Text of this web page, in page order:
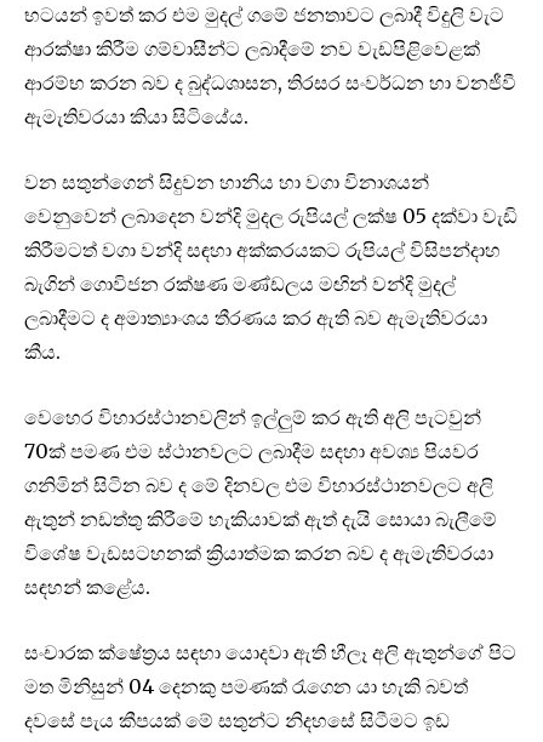
භටයන් ඉවත් කර එම මුදල් ගමේ ජනතාවට ලබාදී විදුලි වැට
ආරක්ෂා කිරීම ගම්වාසීන්ට ලබාදීමේ නව වැඩපිළිවෙළක්
ආරම්භ කරන බව ද බුද්ධශාසන, තිරසර සංවර්ධන හා වනජීවී
ඇමැතිවරයා කියා සිටියේය.
වන සතුන්ගෙන් සිදුවන හානිය හා වගා විනාශයන්
වෙනුවෙන් ලබාදෙන වන්දි මුදල රුපියල් ලක්ෂ 05 දක්වා වැඩි
කිරීමටත් වගා වන්දි සඳහා අක්කරයකට රුපියල් විසිපන්දාහ
බැගින් ගොවිජන රක්ෂණ මණ්ඩලය මඟින් වන්දි මුදල්
ලබාදීමට ද අමාත්‍යාංශය තීරණය කර ඇති බව ඇමැතිවරයා
කීය.
වෙහෙර විහාරස්ථානවලින් ඉල්ලුම් කර ඇති අලි පැටවුන්
70ක් පමණ එම ස්ථානවලට ලබාදීම සඳහා අවශ්‍ය පියවර
ගනිමින් සිටින බව ද මේ දිනවල එම විහාරස්ථානවලට අලි
ඇතුන් නඩත්තු කිරීමේ හැකියාවක් ඇත් දැයි සොයා බැලීමේ
විශේෂ වැඩසටහනක් ක්‍රියාත්මක කරන බව ද ඇමැතිවරයා
සඳහන් කළේය.
සංචාරක ක්ෂේත්‍රය සඳහා යොදවා ඇති හීලෑ අලි ඇතුන්ගේ පිට
මත මිනිසුන් 04 දෙනකු පමණක් රැගෙන යා හැකි බවත්
දවසේ පැය කීපයක් මේ සතුන්ට නිදහසේ සිටීමට ඉඩ